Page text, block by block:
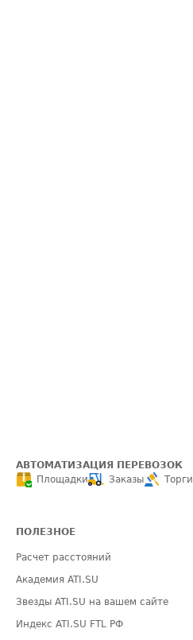
АВТОМАТИЗАЦИЯ ПЕРЕВОЗОК
Площадки
Заказы Торги
ПОЛЕЗНОЕ
Расчет расстояний
Академия ATI.SU
Звезды ATI.SU на вашем сайте
Индекс ATI.SU FTL РФ